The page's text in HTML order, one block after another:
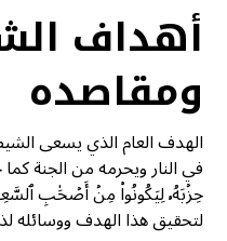
أهداف
ومقاصده
الهدف العام الذي يسعى
في النار ويحرمه من الجنة
حِزۡبَهُۥ لِيَكُونُواْ مِنۡ أَصۡحَٰبِ
لتحقيق هذا الهدف ووسائله